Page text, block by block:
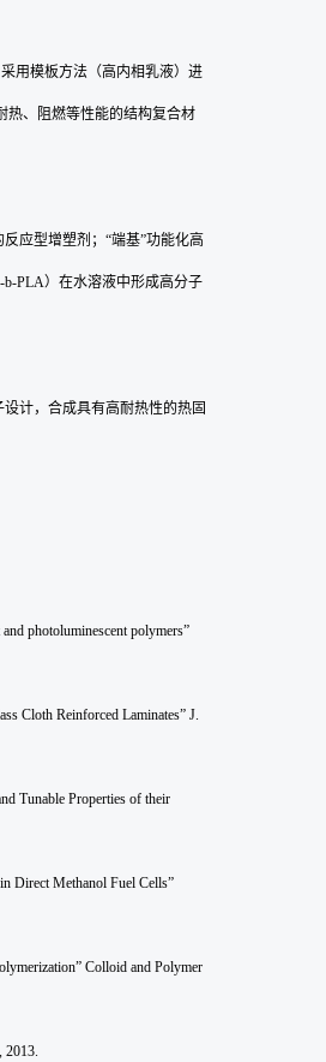
用模板方法（高内相乳液）进
热、阻燃等性能的结构复合材
应型增塑剂；“端基”功能化高
PLA）在水溶液中形成高分子
计，合成具有高耐热性的热固
and photoluminescent polymers”
Cloth Reinforced Laminates” J.
Tunable Properties of their
Direct Methanol Fuel Cells”
Colloid and Polymer
2013.